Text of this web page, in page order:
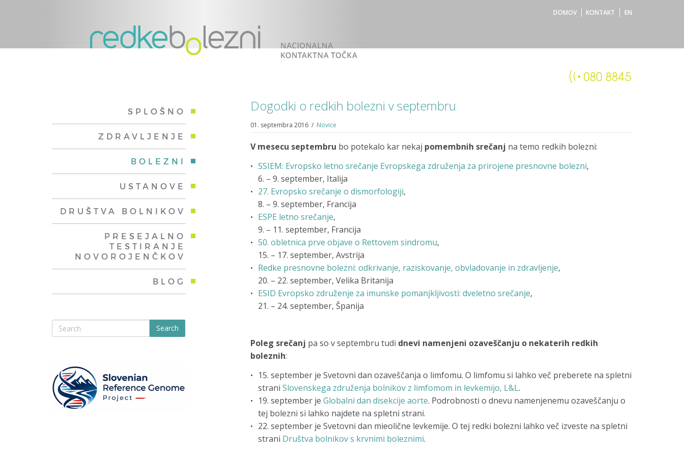
DOMOV KONTAKT EN
Dogodki o redkih bolezni v septembru
01. septembra 2016 / Novice
V mesecu septembru bo potekalo kar nekaj pomembnih srečanj na temo redkih bolezni:
SSIEM: Evropsko letno srečanje Evropskega združenja za prirojene presnovne bolezni,
6. – 9. september, Italija
27. Evropsko srečanje o dismorfologiji,
8. – 9. september, Francija
ESPE letno srečanje,
9. – 11. september, Francija
50. obletnica prve objave o Rettovem sindromu,
15. – 17. september, Avstrija
Redke presnovne bolezni: odkrivanje, raziskovanje, obvladovanje in zdravljenje,
20. – 22. september, Velika Britanija
ESID Evropsko združenje za imunske pomanjkljivosti: dveletno srečanje,
21. – 24. september, Španija
Poleg srečanj pa so v septembru tudi dnevi namenjeni ozaveščanju o nekaterih redkih
boleznih:
15. september je Svetovni dan ozaveščanja o limfomu. O limfomu si lahko več preberete na spletni
strani Slovenskega združenja bolnikov z limfomom in levkemijo, L&L.
19. september je Globalni dan disekcije aorte. Podrobnosti o dnevu namenjenemu ozaveščanju o
tej bolezni si lahko najdete na spletni strani.
22. september je Svetovni dan mieolične levkemije. O tej redki bolezni lahko več izveste na spletni
strani Društva bolnikov s krvnimi boleznimi.
SPLOŠNO
ZDRAVLJENJE
BOLEZNI
USTANOVE
DRUŠTVA BOLNIKOV
PRESEJALNO
TESTIRANJE
NOVOROJENČKOV
BLOG
Search